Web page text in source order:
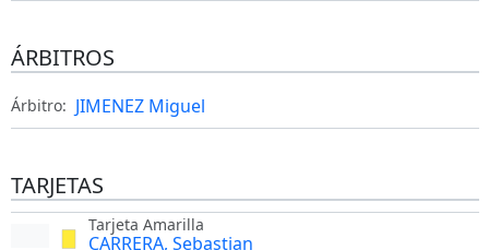
ÁRBITROS
Árbitro: JIMENEZ Miguel
TARJETAS
Tarjeta Amarilla
CARRERA, Sebastian